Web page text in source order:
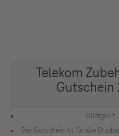
Telekom
Gutschein
Gültigkeit:
Der Gutschein ist für alle